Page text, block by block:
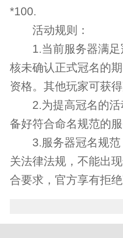
*100.
活动规则：
1.当前服务器满足
核未确认正式冠名的
资格。其他玩家可获
2.为提高冠名的活
备好符合命名规范的
3.服务器冠名规范
关法律法规，不能出
合要求，官方享有拒